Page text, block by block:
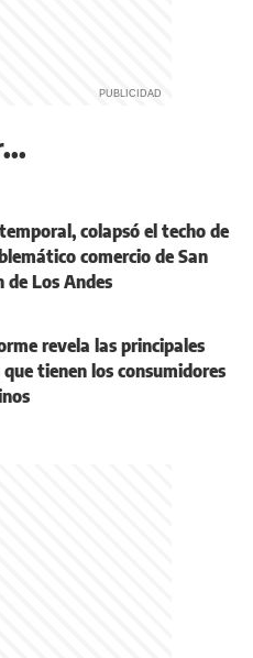
colapsó el techo de
comercio de San
Los Andes
revela las principales
que tienen los consumidores